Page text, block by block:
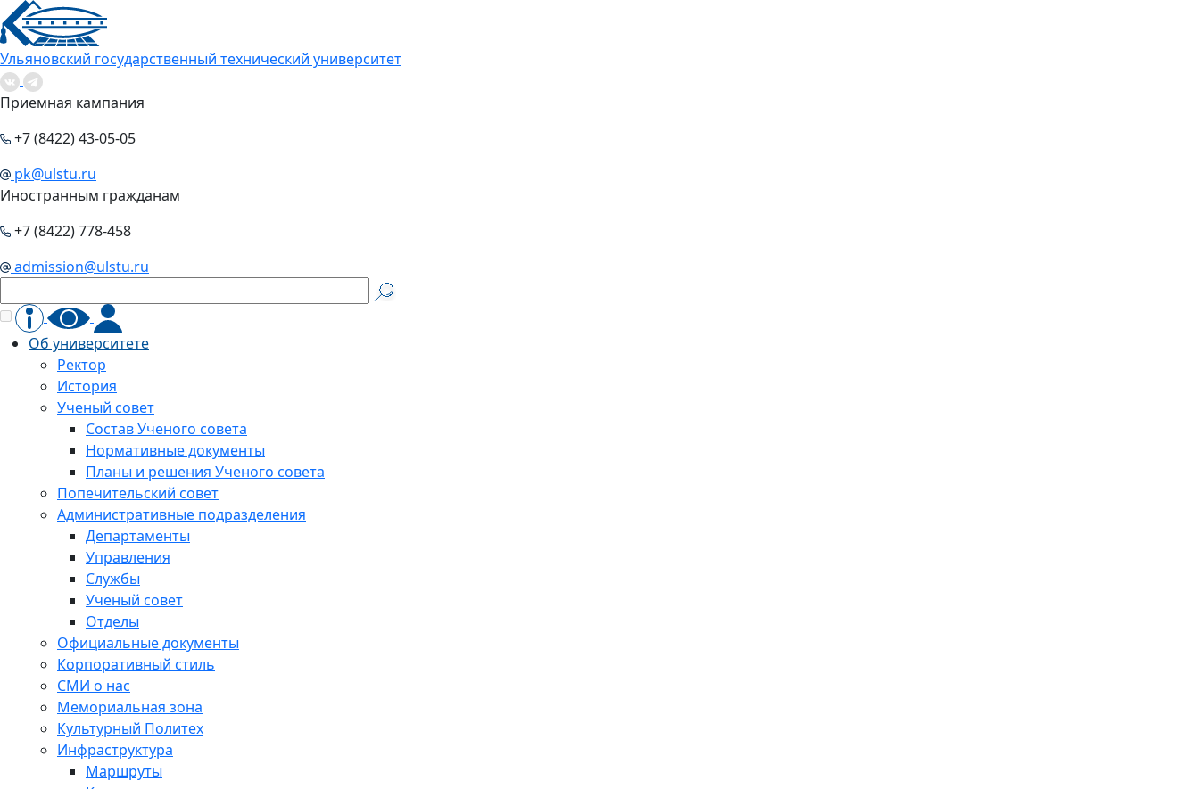
Ульяновский государственный технический университет
Приемная кампания
+7 (8422) 43-05-05
pk@ulstu.ru
Иностранным гражданам
+7 (8422) 778-458
admission@ulstu.ru
Об университете
Ректор
История
Ученый совет
Состав Ученого совета
Нормативные документы
Планы и решения Ученого совета
Попечительский совет
Административные подразделения
Департаменты
Управления
Службы
Ученый совет
Отделы
Официальные документы
Корпоративный стиль
СМИ о нас
Мемориальная зона
Культурный Политех
Инфраструктура
Маршруты